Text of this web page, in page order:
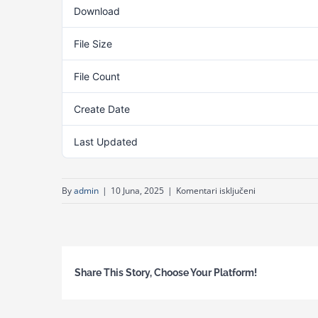
Download
File Size
File Count
Create Date
Last Updated
Byadmin | 10 Juna, 2025 | Komentari isključeni
–
Share This Story, Choose Your Platform!